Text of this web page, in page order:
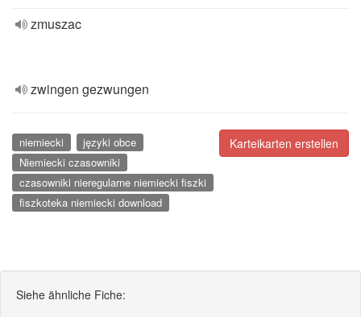
zmuszac
zwingen gezwungen
Karteikarten erstellen
niemiecki
języki obce
Niemiecki czasowniki
czasowniki nieregularne niemiecki fiszki
fiszkoteka niemiecki download
Siehe ähnliche Fiche: